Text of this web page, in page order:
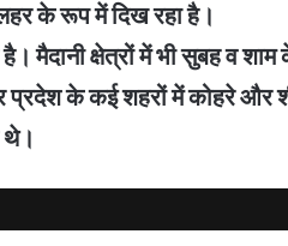
के रूप में दिख रहा है।
मैदानी क्षेत्रों में भी सुबह व
प्रदेश के कई शहरों में कोहरे और
थे।